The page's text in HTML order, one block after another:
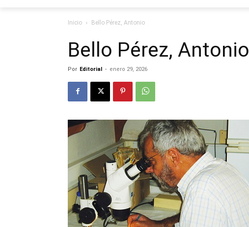
Inicio Bello Pérez, Antonio
Bello Pérez, Antonio
Por Editorial - enero 29, 2026